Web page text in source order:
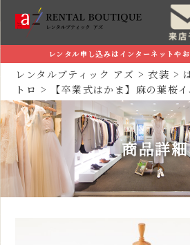
レンタル申し込みはインターネットや
レンタルブティック アズ >衣装 >
トロ > 【卒業式はかま】麻の葉桜
商品詳細